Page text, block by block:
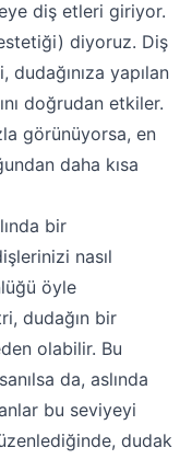
diş etleri giriyor.
diyoruz. Diş
yapılan
doğrudan etkiler.
görünüyorsa, en
daha kısa
bir
nasıl
öyle
dudağın bir
olabilir. Bu
da, aslında
bu seviyeyi
dudak